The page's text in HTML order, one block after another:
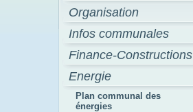
Organisation
Infos communales
Finance-Constructions
Energie
Plan communal des
énergies